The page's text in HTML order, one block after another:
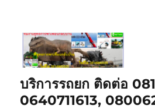
บริการรถยก ติดต่อ
0640711613,